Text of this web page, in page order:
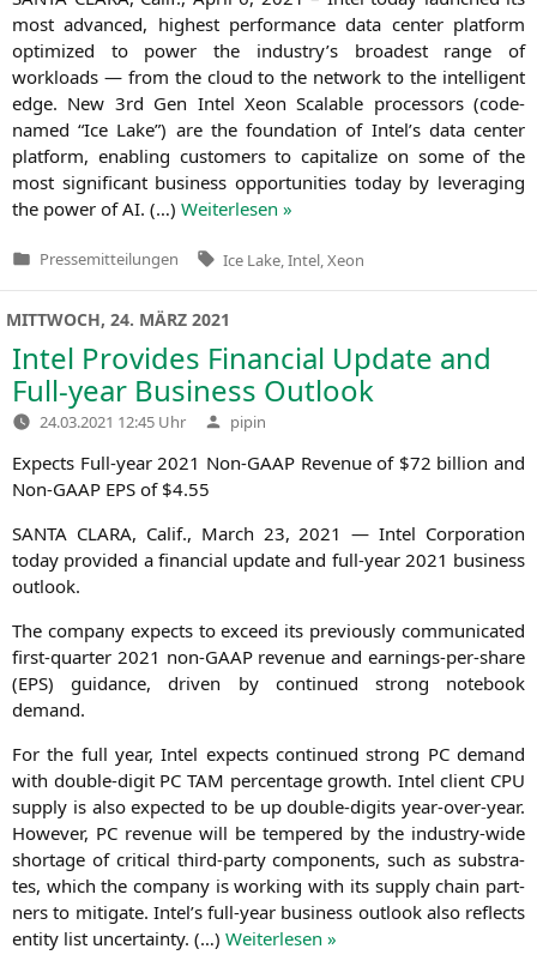
most advan­ced, hig­hest per­for­mance data cen­ter plat­form
opti­mi­zed to power the industry’s broa­dest ran­ge of
workloads — from the cloud to the net­work to the intel­li­gent
edge. New 3rd Gen Intel Xeon Sca­lable pro­ces­sors (code-
named “Ice Lake”) are the foun­da­ti­on of Intel’s data cen­ter
plat­form, enab­ling cus­to­mers to capi­ta­li­ze on some of the
most signi­fi­cant busi­ness oppor­tu­ni­ties today by lever­aging
the power ofAI. (…) Wei­ter­le­sen »
Veröffentlicht
Pressemitteilungen Tags:
Ice Lake Intel Xeon
MITTWOCH, 24. MÄRZ 2021
Intel Provides Financial Update and
Full-year Business Outlook
24.03.2021 12:45 Uhr Verfasst
von
pipin
Expects Full-year 2021 Non-GAAP Reve­nue of $72 bil­li­on and
Non-GAAP EPS of $4.55
SANTA CLARA, Calif., March 23, 2021 — Intel Cor­po­ra­ti­on
today pro­vi­ded a finan­cial update and full-year 2021 busi­ness
outlook.
The com­pa­ny expects to exceed its pre­vious­ly com­mu­ni­ca­ted
first-quar­ter 2021 non-GAAP reve­nue and ear­nings-per-share
(EPS) gui­dance, dri­ven by con­tin­ued strong note­book
demand.
For the full year, Intel expects con­tin­ued strong PCdemand
with dou­ble-digit PC TAM per­cen­ta­ge growth. Intel cli­ent CPU
sup­p­ly is also expec­ted to be up dou­ble-digits year-over-year.
Howe­ver, PC reve­nue will be tem­pe­red by the indus­try-wide
shorta­ge of cri­ti­cal third-par­ty com­pon­ents, such as sub­stra­
tes, which the com­pa­ny is working with its sup­p­ly chain part­
ners to miti­ga­te. Intel’s full-year busi­ness out­look also reflects
enti­ty list uncer­tain­ty. (…) Wei­ter­le­sen »